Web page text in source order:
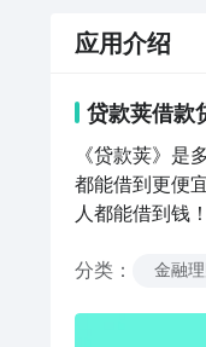
应用介绍
贷款荚借款
《贷款荚》是
都能借到更便
人都能借到钱
还不够强大，
分类 ： 金融